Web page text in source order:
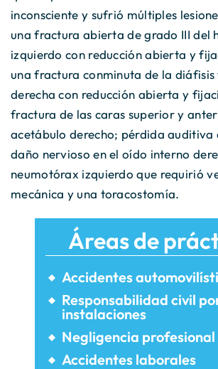
inconsciente y sufrió múltiples
una fractura abierta de grado III del
izquierdo con reducción abierta y
una fractura conminuta de la
derecha con reducción abierta y
fractura de las caras superior y
acetábulo derecho; pérdida auditiva
daño nervioso en el oído interno
neumotórax izquierdo que requirió
mecánica y una toracostomía.
Áreas de
Accidentes
Accidentes de bicicleta
Accidentes
Responsabilidad civil
instalaciones
Lesiones relacionadas
Airbnb
Negligencia profesional
Lesiones durante el parto
Accidentes laborales